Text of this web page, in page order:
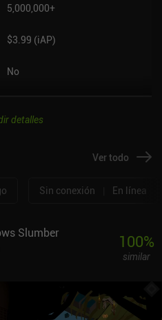
5,000,000+
$3.99 (iAP)
No
detalles
Ver todo
Sin conexión En línea
Slumber 100%
similar